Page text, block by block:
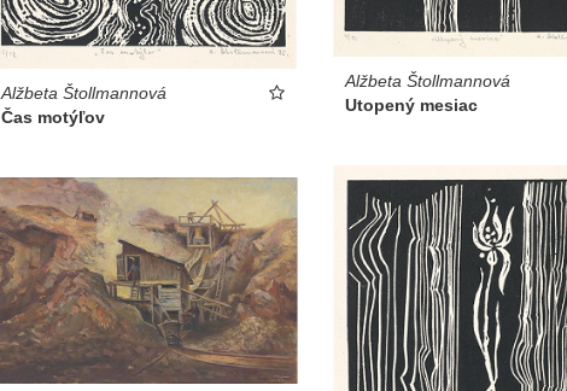
Alžbeta Štollmannová
Utopený mesiac
Alžbeta Štollmannová
Čas motýľov